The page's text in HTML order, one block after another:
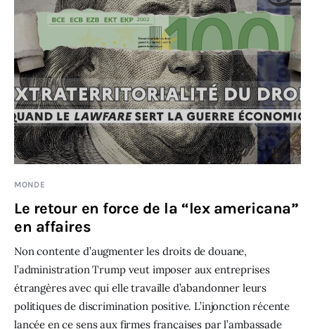
MONDE
Le retour en force de la “lex americana”
en affaires
Non contente d’augmenter les droits de douane,
l’administration Trump veut imposer aux entreprises
étrangères avec qui elle travaille d’abandonner leurs
politiques de discrimination positive. L’injonction récente
lancée en ce sens aux firmes françaises par l’ambassade